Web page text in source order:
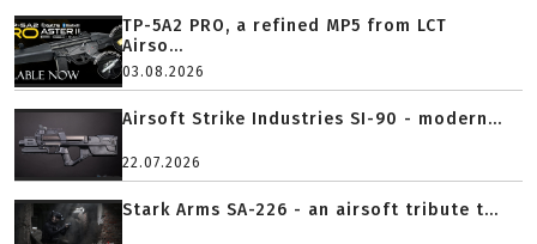
TP-5A2 PRO, a refined MP5 from LCT
Airso...
03.08.2026
Airsoft Strike Industries SI-90 - modern...
22.07.2026
Stark Arms SA-226 - an airsoft tribute t...